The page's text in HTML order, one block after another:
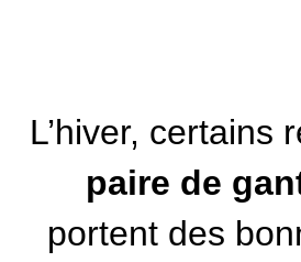
L’hiver,
paire de
portent des